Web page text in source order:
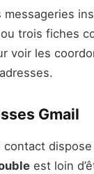
trois fiches
voir les
Gmail
dispose
est loin